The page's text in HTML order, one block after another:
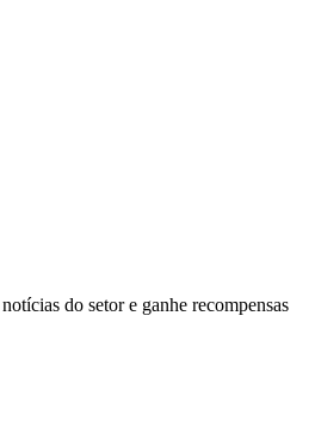
do setor e ganhe recompensas